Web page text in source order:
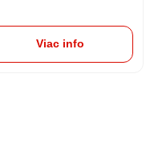
Viac info